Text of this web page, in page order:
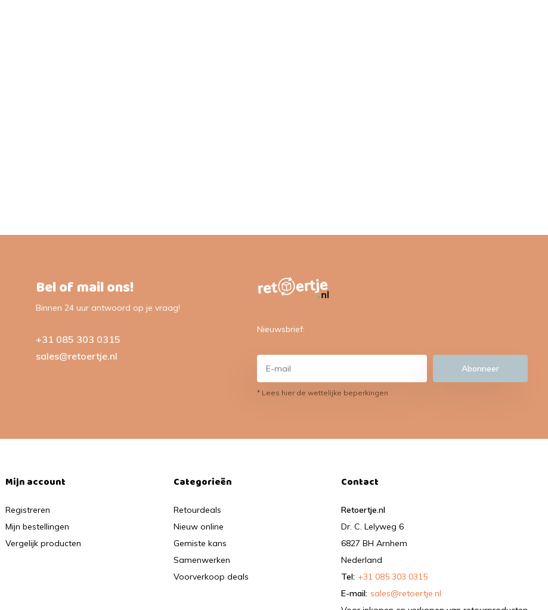
Bel of mail ons!
Binnen 24 uur antwoord op je vraag!
+31 085 303 0315
sales@retoertje.nl
Nieuwsbrief:
Abonneer
* Lees hier de wettelijke beperkingen
Mijn account
Registreren
Mijn bestellingen
Vergelijk producten
Categorieën
Retourdeals
Nieuw online
Gemiste kans
Samenwerken
Voorverkoop deals
Contact
Retoertje.nl
Dr. C. Lelyweg 6
6827 BH Arnhem
Nederland
Tel: +31 085 303 0315
E-mail: sales@retoertje.nl